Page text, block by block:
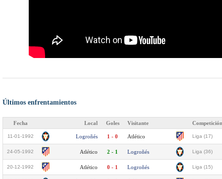
Últimos enfrentamientos
Fecha Local Goles Visitante Competición
11-01-1992 Logroñés 1 - 0 Atlético Liga (17)
24-05-1992 Atlético 2 - 1 Logroñés Liga (36)
20-12-1992 Atlético 0 - 1 Logroñés Liga (15)